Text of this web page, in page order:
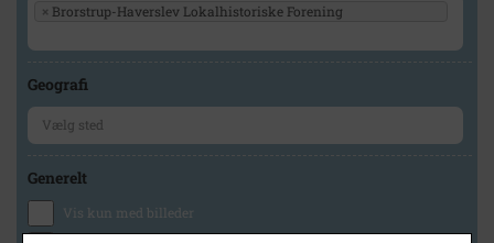
× Brorstrup-Haverslev Lokalhistoriske Forening
Geografi
Generelt
Vis kun med billeder